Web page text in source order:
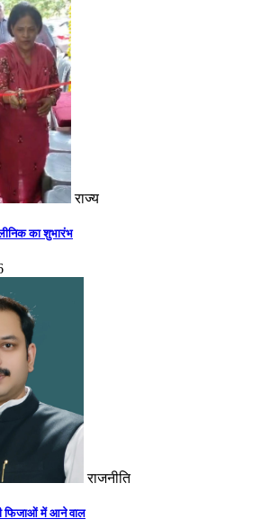
राज्य
का शुभारंभ
राजनीति
फिजाओं में आने वाल